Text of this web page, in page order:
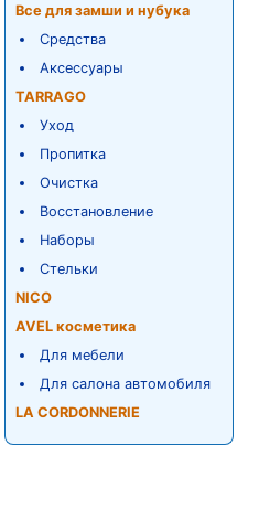
Все для замши и нубука
Средства
Аксессуары
TARRAGO
Уход
Пропитка
Очистка
Восстановление
Наборы
Стельки
NICO
AVEL косметика
Для мебели
Для салона автомобиля
LA CORDONNERIE